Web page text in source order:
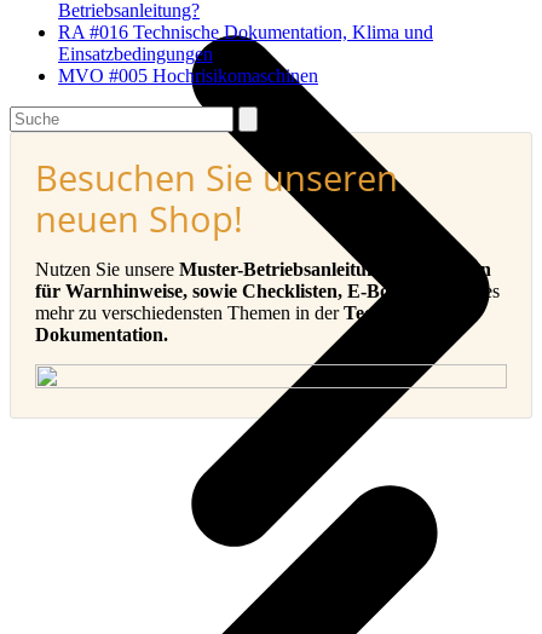
Betriebsanleitung?
RA #016 Technische Dokumentation, Klima und
Einsatzbedingungen
MVO #005 Hochrisikomaschinen
Search
Besuchen Sie unseren
neuen Shop!
Nutzen Sie unsere Muster-Betriebsanleitungen, Vorlagen
für Warnhinweise, sowie Checklisten, E-Books
und vieles
mehr zu verschiedensten Themen in derTechnischen
Dokumentation.